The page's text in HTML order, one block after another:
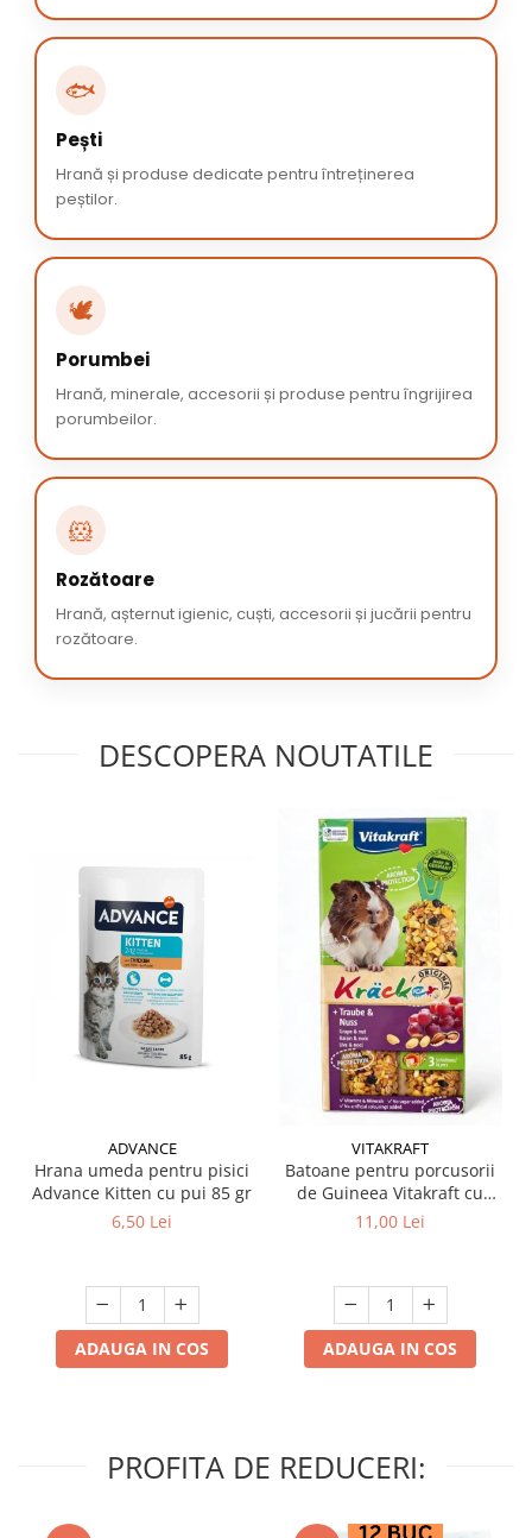
🐟
Pești
Hrană și produse dedicate pentru întreținerea
peștilor.
🕊️
Porumbei
Hrană, minerale, accesorii și produse pentru îngrijirea
porumbeilor.
🐹
Rozătoare
Hrană, așternut igienic, cuști, accesorii și jucării pentru
rozătoare.
DESCOPERA NOUTATILE
ADVANCE
Hrana umeda pentru pisici
Advance Kitten cu pui 85 gr
6,50 Lei
ADAUGA IN COS
VITAKRAFT
Batoane pentru porcusorii
de Guineea Vitakraft cu
struguri & nuci 2 buc
11,00 Lei
ADAUGA IN COS
PROFITA DE REDUCERI: